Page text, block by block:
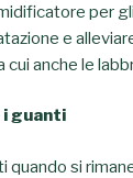
per
e
anche le
guanti
quando si